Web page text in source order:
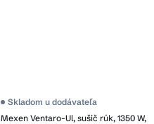
Mexen Ventaro-Ul, sušič rúk, 1350 W,
Skladom u dodávateľa